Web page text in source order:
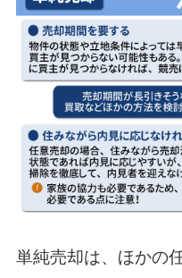
単純売却は、ほかの